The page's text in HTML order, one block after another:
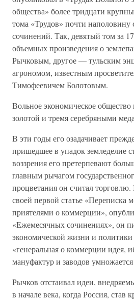
общества» более тридцати
тома «Трудов» почти наполовину
сочинений. Так, девятый том за
объемных произведения о
Рычковым, другое — тульским
агрономом, известным
Тимофеевичем Болотовым.
Вольное экономическое общество
золотой и тремя серебряными
В эти годы его озадачивает
пришедшее в упадок земледелие
воззрения его претерпевают
главным рычагом
процветания он считал
своей первой статье «Переписка
приятелями о коммерции»,
«Ежемесячных сочинениях», он
экономической жизни и
«генеральная о коммерции идея,
мануфактур и заводов умножается
Рычков отстаивал идеи,
в начале века, когда Россия,